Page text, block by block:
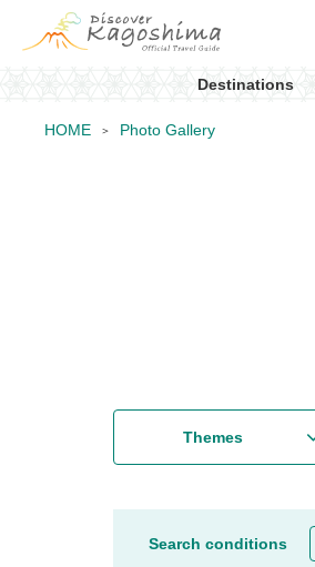
Destinations
HOME Photo Gallery
Themes
Search conditions